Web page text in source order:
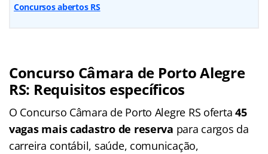
Concursos abertos RS
Concurso Câmara de Porto Alegre
RS: Requisitos específicos
O Concurso Câmara de Porto Alegre RS oferta45
vagas mais cadastro de reserva para cargos da
carreira contábil, saúde, comunicação,